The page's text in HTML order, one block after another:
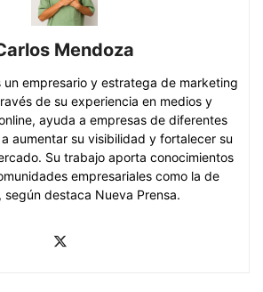
Mendoza
un empresario y estratega de marketing
de su experiencia en medios y
ayuda a empresas de diferentes
aumentar su visibilidad y fortalecer su
Su trabajo aporta conocimientos
empresariales como la de
según destaca Nueva Prensa.